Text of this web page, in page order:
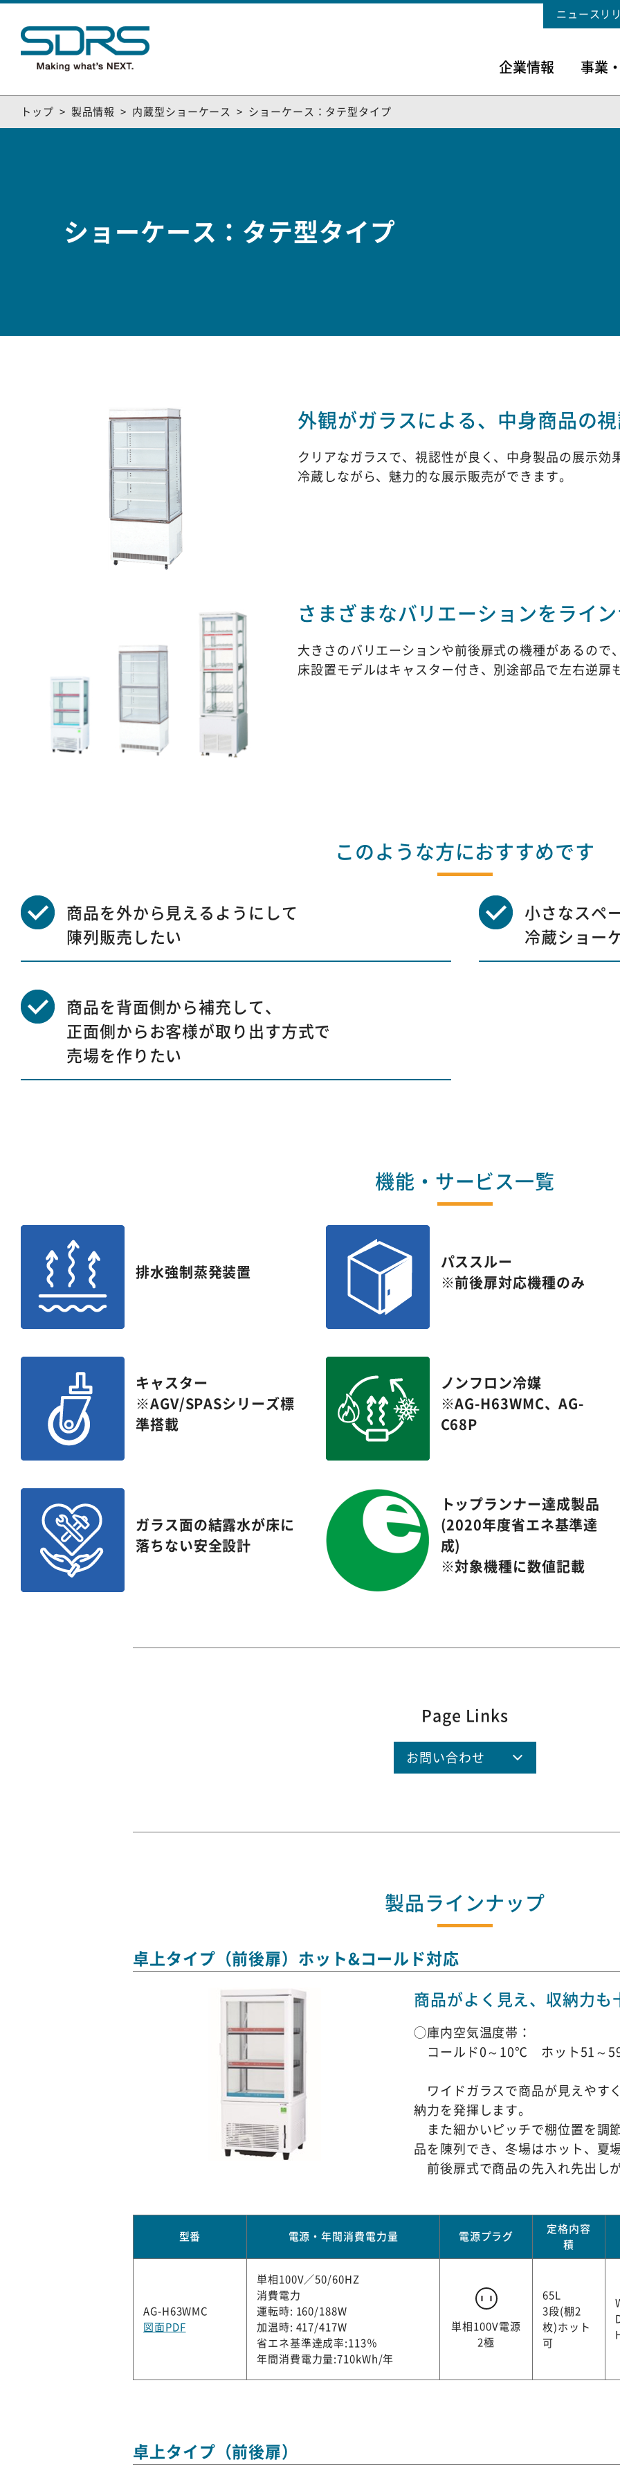
ニュースリ
企業情報 事業
トップ 製品情報 内蔵型ショーケース ショーケース：タテ型タイプ
ショーケース：タテ型タイプ
外観がガラスによる、中身商品の
クリアなガラスで、視認性が良く、中身製品の展示効
冷蔵しながら、魅力的な展示販売ができます。
さまざまなバリエーションをライ
大きさのバリエーションや前後扉式の機種があるので
床設置モデルはキャスター付き、別途部品で左右逆扉
このような方におすすめです
商品を外から見えるようにして
陳列販売したい
小さなスペ
冷蔵ショー
商品を背面側から補充して、
正面側からお客様が取り出す方式で
売場を作りたい
機能・サービス一覧
排水強制蒸発装置
パススルー
※前後扉対応機種のみ
キャスター
※AGV/SPASシリーズ標
準搭載
ノンフロン冷媒
※AG-H63WMC、AG-
C68P
ガラス面の結露水が床に
落ちない安全設計
トップランナー達成製品
(2020年度省エネ基準達
成)
※対象機種に数値記載
Page Links
お問い合わせ
製品ラインナップ
卓上タイプ（前後扉）ホット&コールド対応
商品がよく見え、収納力も
◯庫内空気温度帯：
コールド0～10℃ ホット51～
ワイドガラスで商品が見えやす
納力を発揮します。
また細かいピッチで棚位置を調
品を陳列でき、冬場はホット、夏
前後扉式で商品の先入れ先出し
型番 電源・年間消費電力量 電源プラグ
定格内容
積
AG-H63WMC
図面PDF
単相100V／50/60HZ
消費電力
運転時: 160/188W
加温時: 417/417W
省エネ基準達成率:113％
年間消費電力量:710kWh/年
単相100V電源
2極
65L
3段(棚2
枚)ホット
可
卓上タイプ（前後扉）